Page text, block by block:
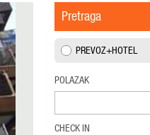
Pretraga
PREVOZ+HOTEL
POLAZAK
CHECK IN